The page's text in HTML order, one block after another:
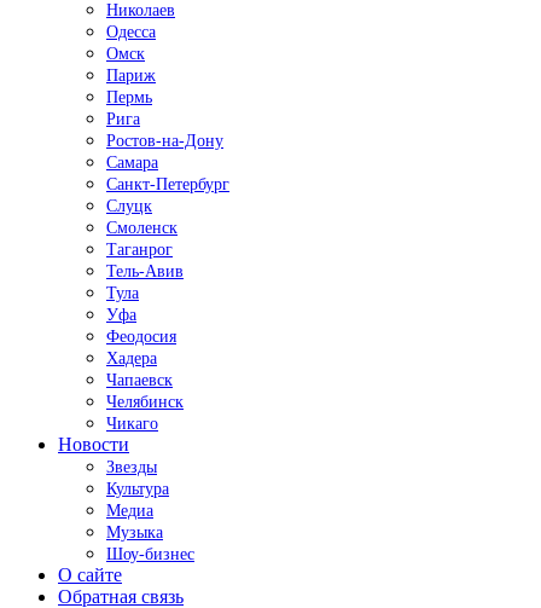
Николаев
Одесса
Омск
Париж
Пермь
Рига
Ростов-на-Дону
Самара
Санкт-Петербург
Слуцк
Смоленск
Таганрог
Тель-Авив
Тула
Уфа
Феодосия
Хадера
Чапаевск
Челябинск
Чикаго
Новости
Звезды
Культура
Медиа
Музыка
Шоу-бизнес
О сайте
Обратная связь